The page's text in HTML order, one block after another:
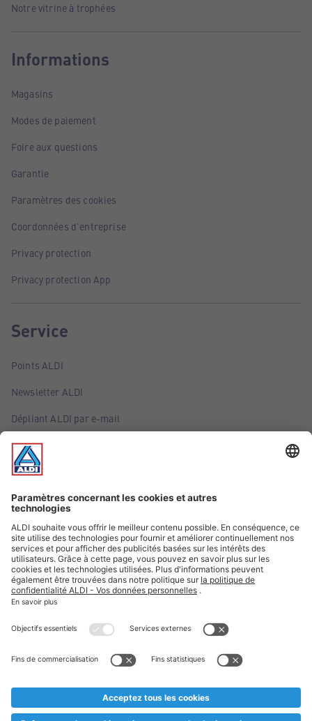
Notre vitrine à trophées
Informations
Magasins
Modes de paiement
Foire aux questions
Garantie
Paramètres des cookies
Coordonnées d'entreprise
Privacy protection
Privacy protection App
Service
Points ALDI
Newsletter ALDI
Dépliant ALDI par e-mail
Offres
Infos essentielles
Suivez ALDI Belgique
Textes marqués d'un astérisque et mentions légales
* Nous vendons ces articles temporairement et jusqu'à
au cas où, malgré le planning bien étudié, nous serions
prématurément en rupture de stock. Prix Recupel et TVA incl.
** Sur ce site, l’utilisation de la forme masculine a été adoptée